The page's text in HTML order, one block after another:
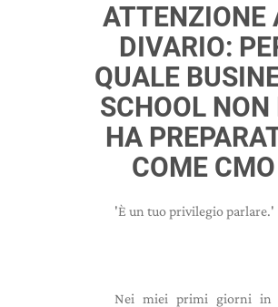
ATTENZIONE
DIVARIO:
QUALE
SCHOOL NON
HA
COME CMO
'È un tuo privilegio parlare.'
Nei miei primi giorni in